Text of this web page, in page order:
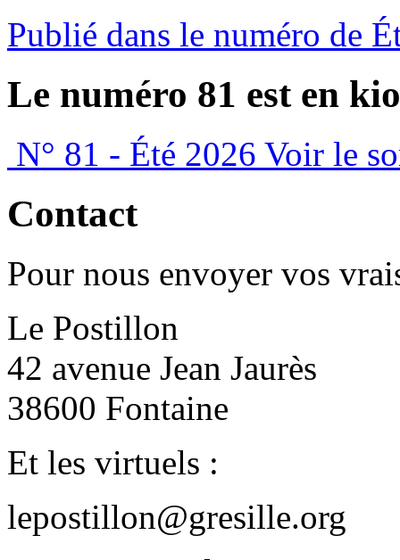
Publié dans le numéro de
Le numéro 81 est en
N° 81 - Été 2026 Voir le
Contact
Pour nous envoyer vos
Le Postillon
42 avenue Jean Jaurès
38600 Fontaine
Et les virtuels :
lepostillon@gresille.org